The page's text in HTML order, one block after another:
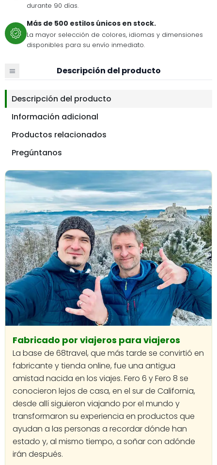
durante 90 días.
Más de 500 estilos únicos en stock.
La mayor selección de colores, idiomas y dimensiones
disponibles para su envío inmediato.
Descripción del producto
Descripción del producto
Información adicional
Productos relacionados
Pregúntanos
Fabricado por viajeros para viajeros
La base de 68travel, que más tarde se convirtió en
fabricante y tienda online, fue una antigua
amistad nacida en los viajes. Fero 6 y Fero 8 se
conocieron lejos de casa, en el sur de California,
desde allí siguieron viajando por el mundo y
transformaron su experiencia en productos que
ayudan a las personas a recordar dónde han
estado y, al mismo tiempo, a soñar con adónde
irán después.